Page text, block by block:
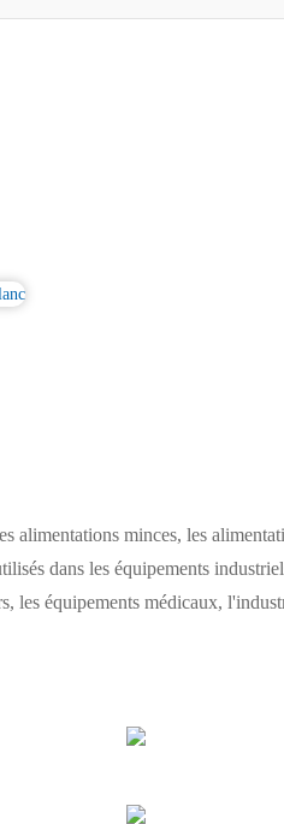
alimentations minces, les
dans les équipements
les équipements médicaux,